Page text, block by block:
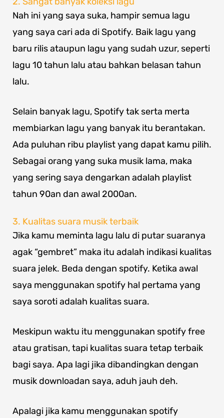
Nah ini yang saya suka, hampir semua lagu
yang saya cari ada di Spotify. Baik lagu yang
baru rilis ataupun lagu yang sudah uzur, seperti
lagu 10 tahun lalu atau bahkan belasan tahun
lalu.
Selain banyak lagu, Spotify tak serta merta
membiarkan lagu yang banyak itu berantakan.
Ada puluhan ribu playlist yang dapat kamu pilih.
Sebagai orang yang suka musik lama, maka
yang sering saya dengarkan adalah playlist
tahun 90an dan awal 2000an.
3. Kualitas suara musik terbaik
Jika kamu meminta lagu lalu di putar suaranya
agak “gembret” maka itu adalah indikasi kualitas
suara jelek. Beda dengan spotify. Ketika awal
saya menggunakan spotify hal pertama yang
saya soroti adalah kualitas suara.
Meskipun waktu itu menggunakan spotify free
atau gratisan, tapi kualitas suara tetap terbaik
bagi saya. Apa lagi jika dibandingkan dengan
musik downloadan saya, aduh jauh deh.
Apalagi jika kamu menggunakan spotify